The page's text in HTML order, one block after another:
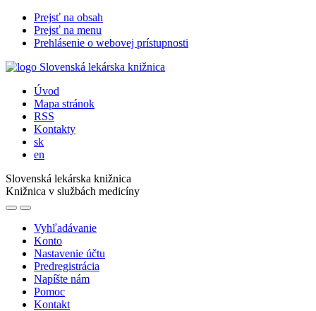
Prejsť na obsah
Prejsť na menu
Prehlásenie o webovej prístupnosti
Úvod
Mapa stránok
RSS
Kontakty
sk
en
Slovenská lekárska knižnica
Knižnica v službách medicíny
Vyhľadávanie
Konto
Nastavenie účtu
Predregistrácia
Napíšte nám
Pomoc
Kontakt